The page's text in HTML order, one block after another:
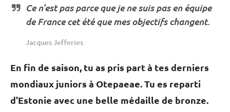
Ce n’est pas parce que je ne suis pas en équipe
de France cet été que mes objectifs changent.
Jacques Jefferies
En fin de saison, tu as pris part à tes derniers
mondiaux juniors à Otepaeae. Tu es reparti
d’Estonie avec une belle médaille de bronze.